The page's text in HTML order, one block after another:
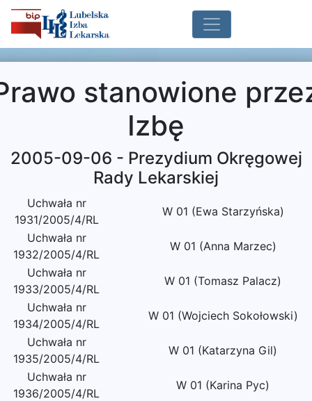
stanowione
Izbę
2005-09-06 - Prezydium Okręgowej
Rady Lekarskiej
Uchwała nr
1931/2005/4/RL
W 01 (Ewa Starzyńska)
Uchwała nr
1932/2005/4/RL
W 01 (Anna Marzec)
Uchwała nr
1933/2005/4/RL
W 01 (Tomasz Palacz)
Uchwała nr
1934/2005/4/RL
W 01 (Wojciech Sokołowski)
Uchwała nr
1935/2005/4/RL
W 01 (Katarzyna Gil)
Uchwała nr
1936/2005/4/RL
W 01 (Karina Pyc)